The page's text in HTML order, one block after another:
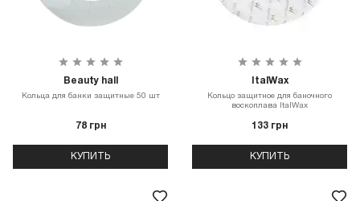
Beauty hall
Кольца для банки защитные 50 шт
78 грн
КУПИТЬ
ItalWax
Кольцо защитное для баночного
воскоплава ItalWax
133 грн
КУПИТЬ